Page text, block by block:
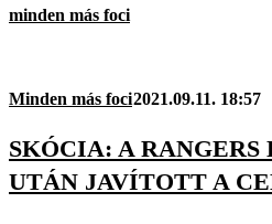
minden más foci
Minden más foci2021.09.11. 18:57
SKÓCIA: A
UTÁN JAVÍTOTT A